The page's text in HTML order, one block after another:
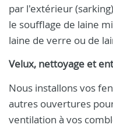
par l'extérieur
le soufflage de laine
laine de verre ou de
Velux, nettoyage et
Nous installons vos
autres ouvertures
ventilation à vos